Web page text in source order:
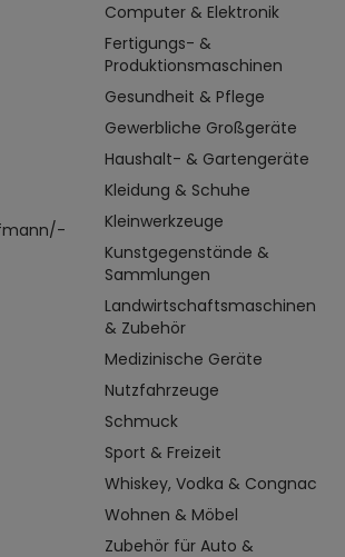
Computer & Elektronik
Fertigungs- &
Produktionsmaschinen
Gesundheit & Pflege
Gewerbliche Großgeräte
Haushalt- & Gartengeräte
Kleidung & Schuhe
Kleinwerkzeuge
Kunstgegenstände &
Sammlungen
Landwirtschaftsmaschinen
& Zubehör
Medizinische Geräte
Nutzfahrzeuge
Schmuck
Sport & Freizeit
Whiskey, Vodka & Congnac
Wohnen & Möbel
Zubehör für Auto &